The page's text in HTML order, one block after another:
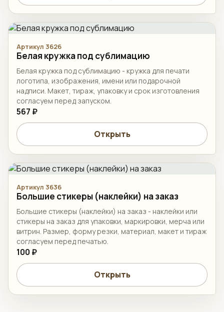
Артикул 3626
Белая кружка под сублимацию
Белая кружка под сублимацию - кружка для печати
логотипа, изображения, имени или подарочной
надписи. Макет, тираж, упаковку и срок изготовления
согласуем перед запуском.
567 ₽
Открыть
Артикул 3636
Большие стикеры (наклейки) на заказ
Большие стикеры (наклейки) на заказ - наклейки или
стикеры на заказ для упаковки, маркировки, мерча или
витрин. Размер, форму резки, материал, макет и тираж
согласуем перед печатью.
100 ₽
Открыть